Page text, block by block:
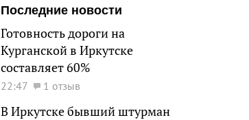
Последние новости
Готовность дороги на
Курганской в Иркутске
составляет 60%
22:47 1 отзыв
В Иркутске бывший штурман